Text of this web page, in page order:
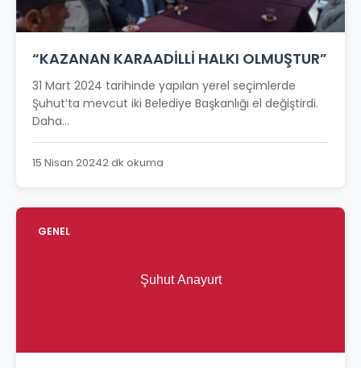
“KAZANAN KARAADİLLİ HALKI OLMUŞTUR”
31 Mart 2024 tarihinde yapılan yerel seçimlerde
Şuhut’ta mevcut iki Belediye Başkanlığı el değiştirdi.
Daha...
15 Nisan 20242 dk okuma
GENEL